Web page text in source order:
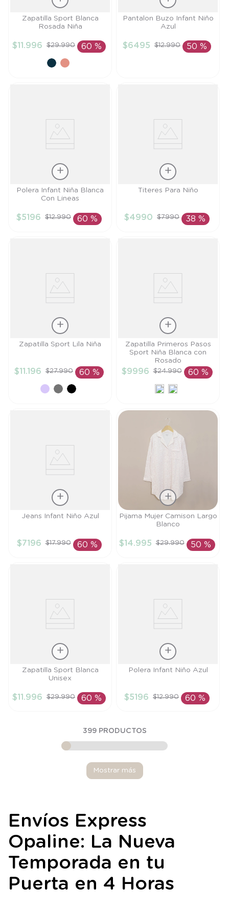
Talla
AÑADIR AL
CARRITO
Zapatilla Sport Blanca
Rosada Niña
$11 .996 $29.990 60 %
Talla
AÑADIR AL
Pantalon Buzo Infant Niño
Azul
$6495 $12.990 50 %
Talla
AÑADIR AL
Polera Infant Niña Blanca
Con Lineas
$5196 $12.990 60 %
AÑADIR AL
Titeres Para Niño
$4990 $7990 38 %
Talla
AÑADIR AL
CARRITO
Zapatilla Sport Lila Niña
$11 .196 $27.990 60 %
Talla
AÑADIR AL
CARRITO
Zapatilla Primeros Pasos
Sport Niña Blanca con
Rosado
$9996 $24.990 60 %
Talla
AÑADIR AL
Jeans Infant Niño Azul
$7196 $17.990 60 %
Talla
AÑADIR AL
Pijama Mujer Camison Largo
Blanco
$14.995 $29.990 50 %
Talla
AÑADIR AL
Zapatilla Sport Blanca
Unisex
$11 .996 $29.990 60 %
Talla
AÑADIR AL
Polera Infant Niño Azul
$5196 $12.990 60 %
399 PRODUCTOS
Mostrar más
Envíos Express
Opaline: La Nueva
Temporada en tu
Puerta en 4 Horas